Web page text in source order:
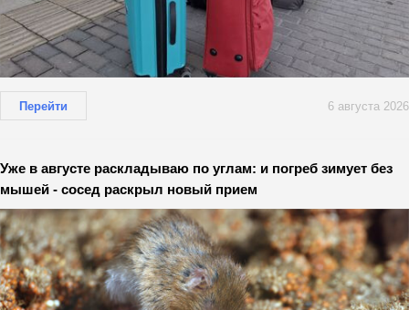
Перейти 6 августа 2026
Уже в августе раскладываю по углам: и погреб зимует без
мышей - сосед раскрыл новый прием